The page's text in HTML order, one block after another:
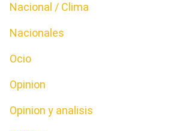
Nacional / Clima
Nacionales
Ocio
Opinion
Opinion y analisis